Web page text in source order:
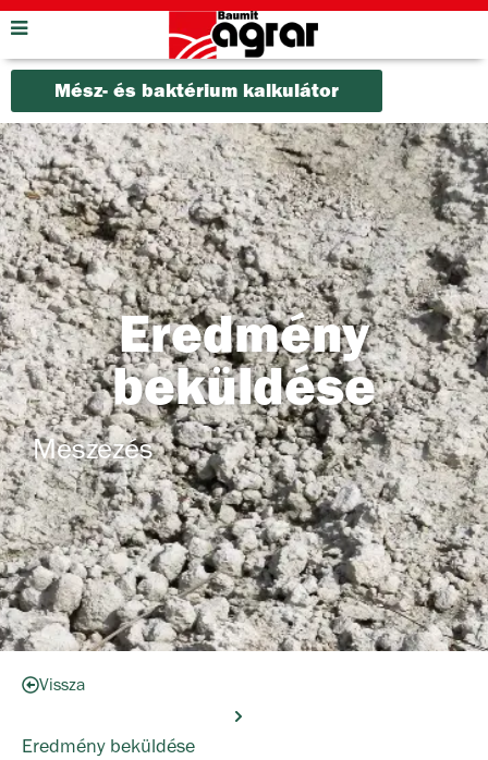
Mész- és baktérium kalkulátor
Eredmény
beküldése
Meszezés
Vissza
Eredmény beküldése